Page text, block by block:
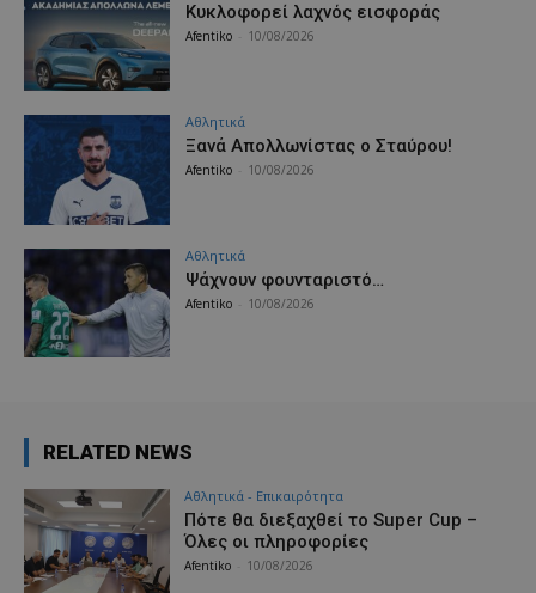
Κυκλοφορεί λαχνός εισφοράς
Afentiko 10/08/2026
Αθλητικά
Ξανά Απολλωνίστας ο Σταύρου!
Afentiko 10/08/2026
Αθλητικά
Ψάχνουν φουνταριστό…
Afentiko 10/08/2026
RELATED NEWS
Αθλητικά - Επικαιρότητα
Πότε θα διεξαχθεί το Super Cup –
Όλες οι πληροφορίες
Afentiko 10/08/2026